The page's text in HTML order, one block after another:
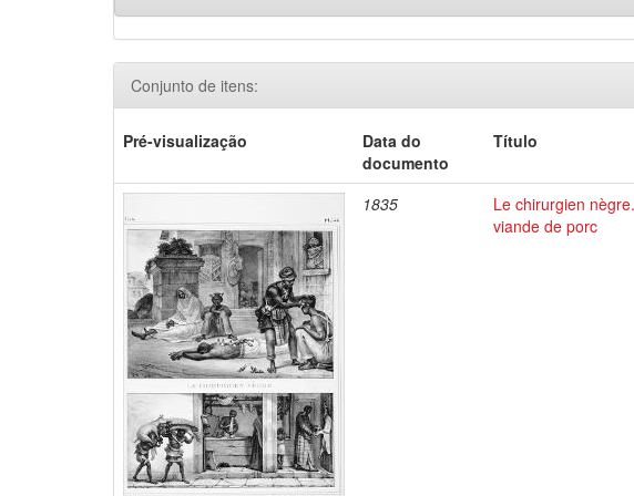
Conjunto de itens:
Pré-visualização
Data do
documento
Título
1835
Le chirurgien
viande de porc